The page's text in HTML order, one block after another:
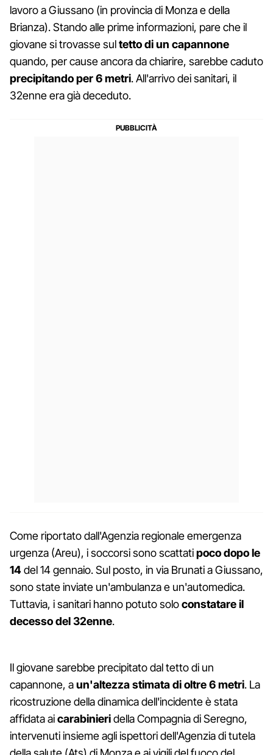
lavoro a Giussano (in provincia di Monza e della
Brianza). Stando alle prime informazioni, pare che il
giovane si trovasse sultetto di un capannone
quando, per cause ancora da chiarire, sarebbe caduto
precipitando per 6 metri. All'arrivo dei sanitari, il
32enne era già deceduto.
Come riportato dall'Agenzia regionale emergenza
urgenza (Areu), i soccorsi sono scattatipoco dopo le
14del 14 gennaio. Sul posto, in via Brunati a Giussano,
sono state inviate un'ambulanza e un'automedica.
Tuttavia, i sanitari hanno potuto soloconstatare il
decesso del 32enne.
Il giovane sarebbe precipitato dal tetto di un
capannone, aun'altezza stimata di oltre 6 metri. La
ricostruzione della dinamica dell'incidente è stata
affidata aicarabinieridella Compagnia di Seregno,
intervenuti insieme agli ispettori dell'Agenzia di tutela